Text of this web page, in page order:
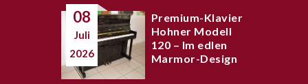
08
Juli
2026
Premium-Klavier
Hohner Modell
120 – Im edlen
Marmor-Design